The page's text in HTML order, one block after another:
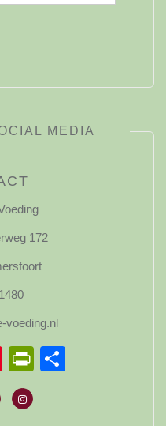
MEDIA
172
voeding.nl
Pinterest